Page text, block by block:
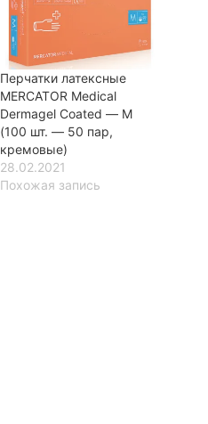
Перчатки латексные
MERCATOR Medical
Dermagel Coated — M
(100 шт. — 50 пар,
кремовые)
28.02.2021
Похожая запись